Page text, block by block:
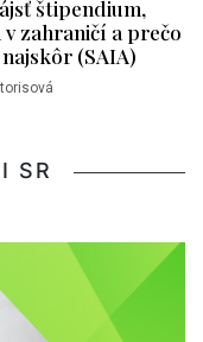
štipendium,
zahraničí a prečo
(SAIA)
SR